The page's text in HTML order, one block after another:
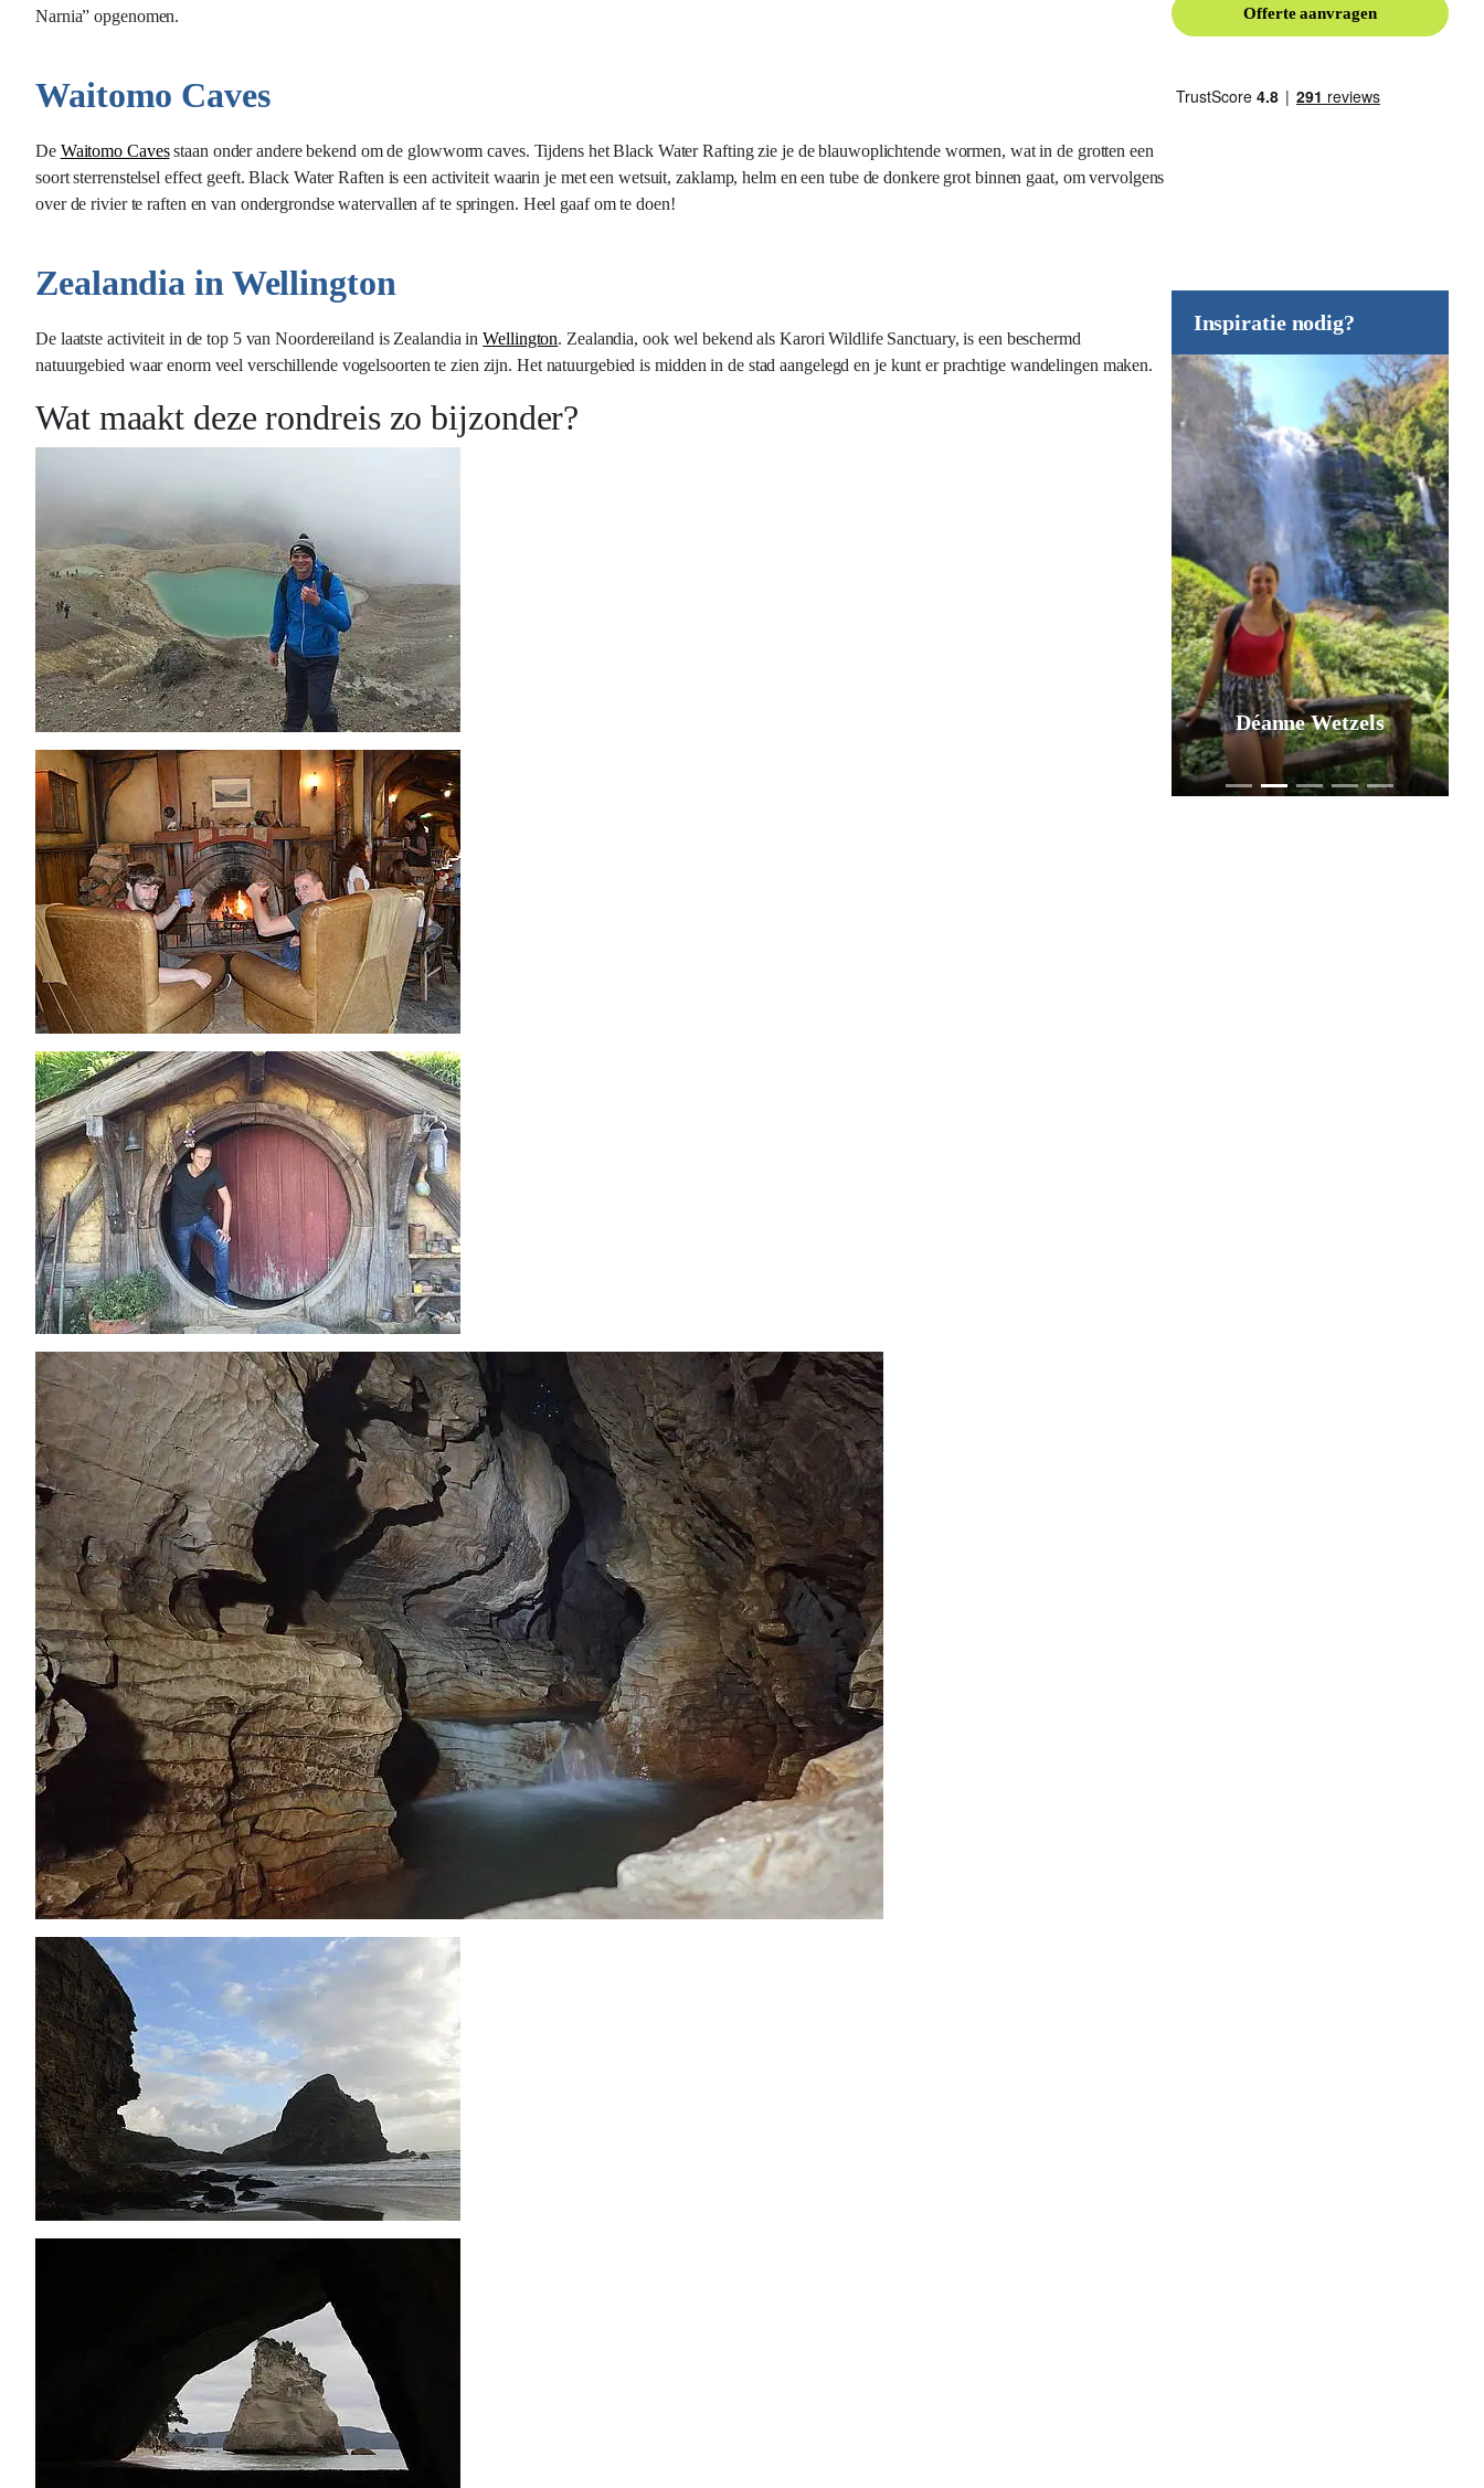
Offerte aanvragen
Inspiratie nodig?
Déanne Wetzels
Narnia” opgenomen.
Waitomo Caves
De Waitomo Cavesstaan onder andere bekend om de glowworm caves. Tijdens het Black Water Rafting zie je de blauwoplichtende wormen, wat in de grotten een
soort sterrenstelsel effect geeft. Black Water Raften is een activiteit waarin je met een wetsuit, zaklamp, helm en een tube de donkere grot binnen gaat, om vervolgens
over de rivier te raften en van ondergrondse watervallen af te springen. Heel gaaf om te doen!
Zealandia in Wellington
De laatste activiteit in de top 5 van Noordereiland is Zealandia inWellington. Zealandia, ook wel bekend als Karori Wildlife Sanctuary, is een beschermd
natuurgebied waar enorm veel verschillende vogelsoorten te zien zijn. Het natuurgebied is midden in de stad aangelegd en je kunt er prachtige wandelingen maken.
Wat maakt deze rondreis zo bijzonder?